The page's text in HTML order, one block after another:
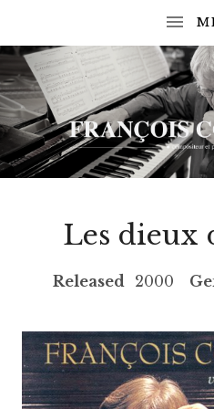
F
O
I
COMPOSITEUR
ET
Les dieux
RECORD
Released 2000